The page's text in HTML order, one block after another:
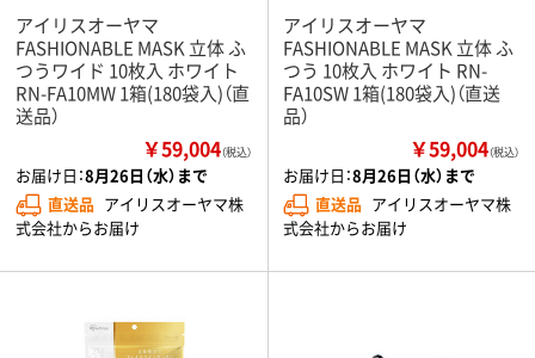
アイリスオーヤマ
FASHIONABLE MASK 立体 ふ
つうワイド 10枚入 ホワイト
RN-FA10MW 1箱(180袋入)（直
送品）
￥59,004（税込）
お届け日：8月26日（水）まで
直送品 アイリスオーヤマ株
式会社からお届け
アイリスオーヤマ
FASHIONABLE MASK 立体 ふ
つう 10枚入 ホワイト RN-
FA10SW 1箱(180袋入)（直送
品）
￥59,004（税込）
お届け日：8月26日（水）まで
直送品 アイリスオーヤマ株
式会社からお届け